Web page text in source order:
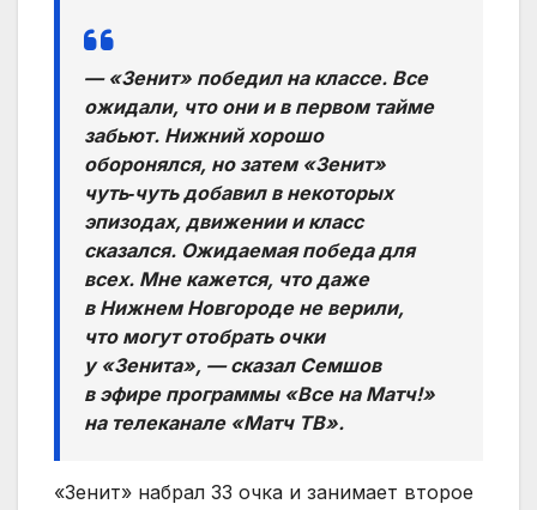
— «Зенит» победил на классе. Все
ожидали, что они и в первом тайме
забьют. Нижний хорошо
оборонялся, но затем «Зенит»
чуть‑чуть добавил в некоторых
эпизодах, движении и класс
сказался. Ожидаемая победа для
всех. Мне кажется, что даже
в Нижнем Новгороде не верили,
что могут отобрать очки
у «Зенита», — сказал Семшов
в эфире программы «Все на Матч!»
на телеканале «Матч ТВ».
«Зенит» набрал 33 очка и занимает второе